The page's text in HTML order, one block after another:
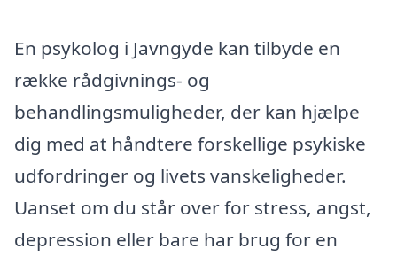
En psykolog i Javngyde kan tilbyde en
række rådgivnings- og
behandlingsmuligheder, der kan hjælpe
dig med at håndtere forskellige psykiske
udfordringer og livets vanskeligheder.
Uanset om du står over for stress, angst,
depression eller bare har brug for en